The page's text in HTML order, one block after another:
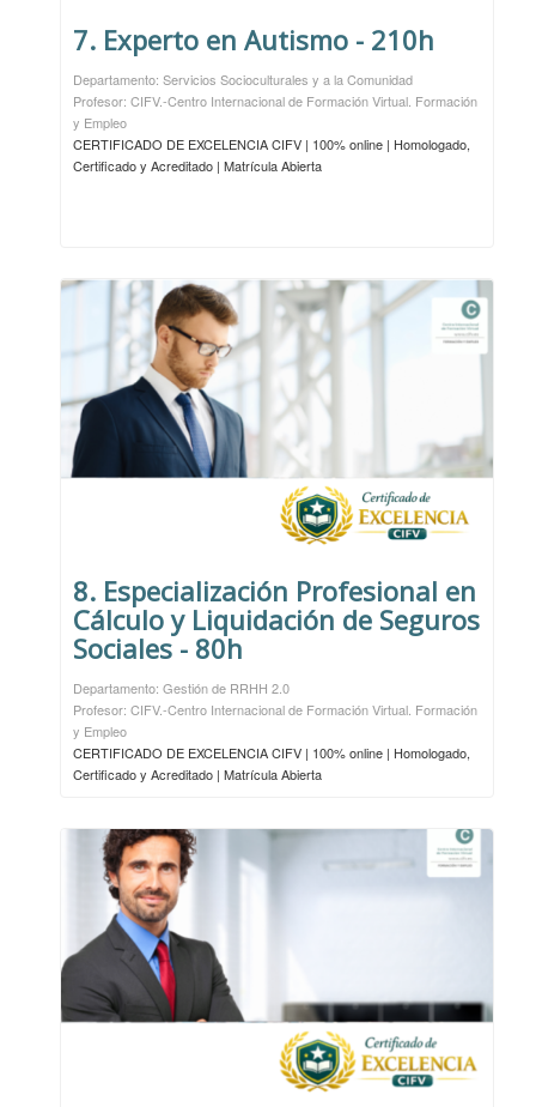
7. Experto en Autismo - 210h
Departamento: Servicios Socioculturales y a la Comunidad
Profesor: CIFV.-Centro Internacional de Formación Virtual. Formación
y Empleo
CERTIFICADO DE EXCELENCIA CIFV | 100% online | Homologado,
Certificado y Acreditado | Matrícula Abierta
8. Especialización Profesional en
Cálculo y Liquidación de Seguros
Sociales - 80h
Departamento: Gestión de RRHH 2.0
Profesor: CIFV.-Centro Internacional de Formación Virtual. Formación
y Empleo
CERTIFICADO DE EXCELENCIA CIFV | 100% online | Homologado,
Certificado y Acreditado | Matrícula Abierta